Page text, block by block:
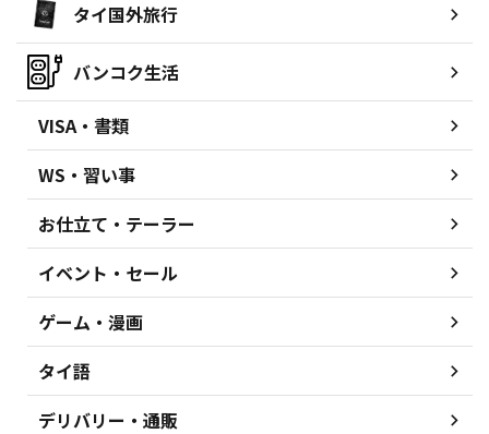
タイ国外旅行
バンコク生活
VISA・書類
WS・習い事
お仕立て・テーラー
イベント・セール
ゲーム・漫画
タイ語
デリバリー・通販